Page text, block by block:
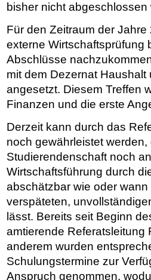
bisher nicht abgeschlossen
Für den Zeitraum der
externe Wirtschaftsprüfung
Abschlüsse
mit dem Dezernat
angesetzt. Diesem Treffen
Finanzen und die erste
Derzeit kann durch das
noch gewährleistet
Studierendenschaft noch
Wirtschaftsführung durch
abschätzbar wie oder
verspäteten,
lässt. Bereits seit Beginn
amtierende Referatsleitung
anderem wurden
Schulungstermine zur
Anspruch genommen,